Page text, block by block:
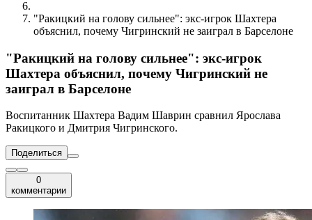
"Ракицкий на голову сильнее": экс-игрок Шахтера
объяснил, почему Чигринский не заиграл в Барселоне
"Ракицкий на голову сильнее": экс-игрок
Шахтера объяснил, почему Чигринский не
заиграл в Барселоне
Воспитанник Шахтера Вадим Шаврин сравнил Ярослава
Ракицкого и Дмитрия Чигринского.
Поделиться
0
комментарии